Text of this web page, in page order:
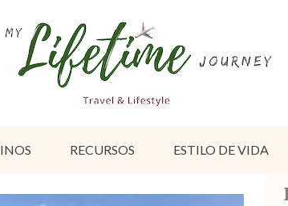
RECURSOS ESTILO DE VIDA